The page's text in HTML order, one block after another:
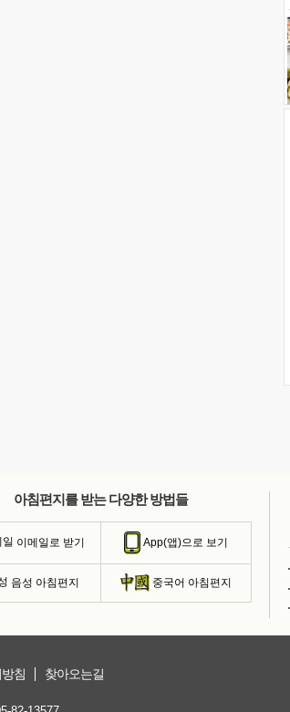
아침편지를 받는 다양한 방법들
이메일로 받기 App(앱)으로 보기
음성 아침편지 중국어 아침편지
침 찾아오는길